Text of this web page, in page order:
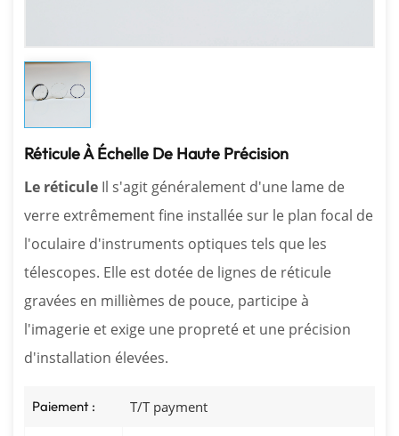
Réticule À Échelle De Haute Précision
Le réticule Il s'agit généralement d'une lame de
verre extrêmement fine installée sur le plan focal de
l'oculaire d'instruments optiques tels que les
télescopes. Elle est dotée de lignes de réticule
gravées en millièmes de pouce, participe à
l'imagerie et exige une propreté et une précision
d'installation élevées.
Paiement : T/T payment